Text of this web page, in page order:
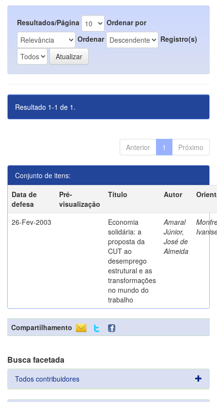
Resultados/Página
Ordenar por
Ordenar
Registro(s)
Resultado 1-1 de 1.
Anterior 1 Próximo
Conjunto de itens:
Data de
defesa
Pré-
visualização
Título Autor
26-Fev-2003
Economia
solidária: a
proposta da
CUT ao
desemprego
estrutural e as
transformações
no mundo do
trabalho
Amaral
Júnior,
José de
Almeida
Compartilhamento
Busca facetada
Todos contribuidores